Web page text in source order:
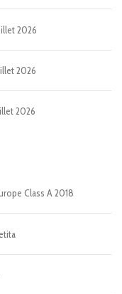
2026
2026
2026
Class A 2018